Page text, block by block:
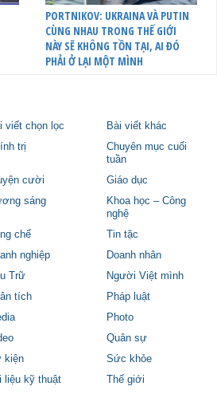
PORTNIKOV: UKRAINA VÀ PUTIN
CÙNG NHAU TRONG THẾ GIỚI
NÀY SẼ KHÔNG TỒN TẠI, AI ĐÓ
PHẢI Ở LẠI MỘT MÌNH
viết chọn lọc
Bài viết khác
trị
Chuyên mục cuối
tuần
cười
Giáo dục
sáng
Khoa học – Công
nghệ
chế
Tin tặc
nghiệp
Doanh nhân
Trữ
Người Việt mình
tích
Pháp luật
Photo
Quân sự
kiện
Sức khỏe
liệu kỹ thuật
Thế giới